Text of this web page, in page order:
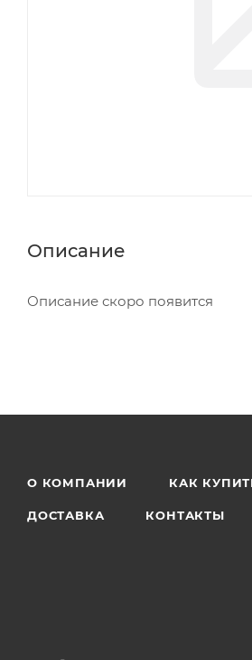
Описание
Описание скоро появится
О КОМПАНИИ КАК
ДОСТАВКА КОНТАКТЫ